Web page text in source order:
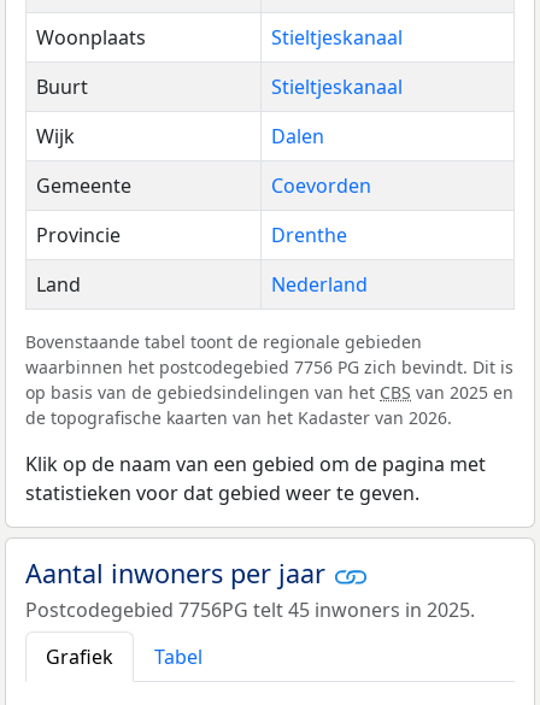
Woonplaats
Stieltjeskanaal
Buurt
Stieltjeskanaal
Wijk
Dalen
Gemeente
Coevorden
Provincie
Drenthe
Land
Nederland
Bovenstaande tabel toont de regionale gebieden
waarbinnen het postcodegebied 7756 PG zich bevindt. Dit is
op basis van de gebiedsindelingen van het CBS van 2025 en
de topografische kaarten van het Kadaster van 2026.
Klik op de naam van een gebied om de pagina met
statistieken voor dat gebied weer te geven.
Aantal inwoners per jaar
Postcodegebied 7756PG telt 45 inwoners in 2025.
Grafiek
Tabel